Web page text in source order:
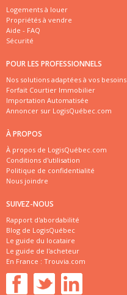
Logements à louer
Propriétés à vendre
Aide - FAQ
Sécurité
POUR LES PROFESSIONNELS
Nos solutions adaptées à vos besoins
Forfait Courtier Immobilier
Importation Automatisée
Annoncer sur LogisQuébec.com
À PROPOS
À propos de LogisQuébec.com
Conditions d'utilisation
Politique de confidentialité
Nous joindre
SUIVEZ-NOUS
Rapport d'abordabilité
Blog de LogisQuébec
Le guide du locataire
Le guide de l'acheteur
En France : Trouvia.com